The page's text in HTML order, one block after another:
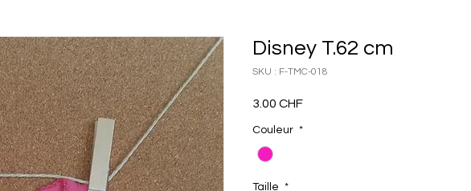
Disney T.62 cm
SKU : F-TMC-018
3.00 CHFPrix
Couleur *
Taille *